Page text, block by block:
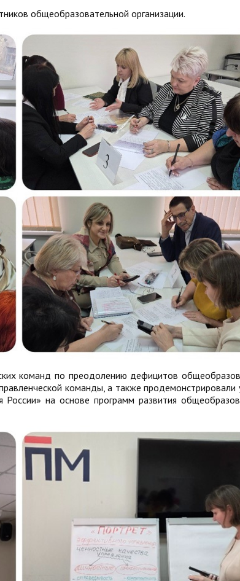
общеобразовательной организации.
команд по преодолению дефицитов
команды, а также продемонстрировали
на основе программ развития